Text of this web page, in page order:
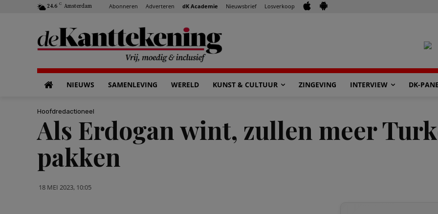
24.6 C Amsterdam Abonneren Adverteren dK Academie Nieuwsbrief Losverkoop
NIEUWS SAMENLEVING WERELD KUNST & CULTUUR ZINGEVING INTERVIEW DK-
Hoofdredactioneel
Als Erdogan wint, zullen meer
pakken
18 MEI 2023, 10:05